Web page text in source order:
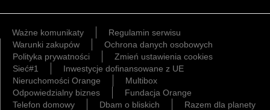
Ważne komunikaty
Regulamin serwisu
Warunki zakupów
Ochrona danych osobowych
Polityka prywatności
Zmień ustawienia cookies
Sieć#1
Inwestycje dofinansowane z UE
Nieruchomości Orange
Multibox
Odpowiedzialny biznes
Fundacja Orange
Telefon domowy
Dbam o bliskich Razem dla planety